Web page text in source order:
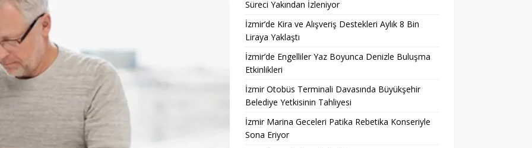
Süreci Yakından İzleniyor
İzmir’de Kira ve Alışveriş Destekleri Aylık 8 Bin
Liraya Yaklaştı
İzmir’de Engelliler Yaz Boyunca Denizle Buluşma
Etkinlikleri
İzmir Otobüs Terminali Davasında Büyükşehir
Belediye Yetkisinin Tahliyesi
İzmir Marina Geceleri Patika Rebetika Konseriyle
Sona Eriyor